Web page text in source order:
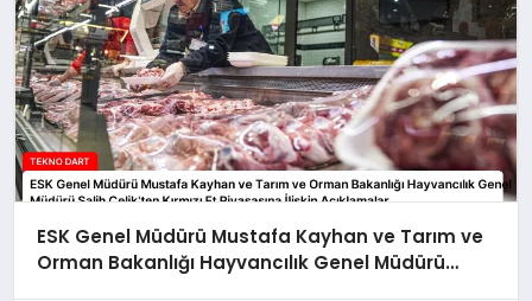
ESK Genel Müdürü Mustafa Kayhan ve Tarım ve
Orman Bakanlığı Hayvancılık Genel Müdürü